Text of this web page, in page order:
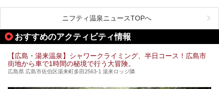
いった個性が魅力の温泉も、どちらも充実している広島県。
今回は、そんな広島県にある温浴施設のなかから、筆者が
「一度訪ねてみたい」と気になっている魅力的な施設を5件
ピックアップして紹介します。
※2021/07/30時点の情報です。
ニフティ温泉ニュースTOPへ
おすすめのアクティビティ情報
【広島・湯来温泉】シャワークライミング、半日コース！広島市
街地から車で1時間の秘境で行う大冒険。
広島県 広島市佐伯区湯来町多田2563-1 湯来ロッジ隣